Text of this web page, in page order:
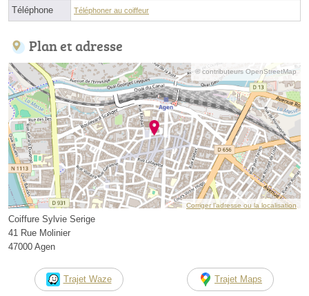
Téléphone Téléphoner au coiffeur
Plan et adresse
© contributeurs OpenStreetMap
Corriger l’adresse ou la localisation
Coiffure Sylvie Serige
41 Rue Molinier
47000 Agen
Trajet Waze Trajet Maps